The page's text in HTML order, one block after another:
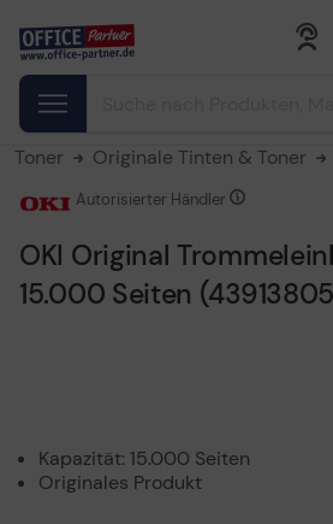
Toner Originale Tinten & Toner
OKI Original
15.000 Seiten
Autorisierter Händler
Kapazität: 15.000 Seiten
Originales Produkt